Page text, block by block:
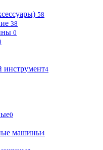
58
38
0
инструмент4
0
машины4